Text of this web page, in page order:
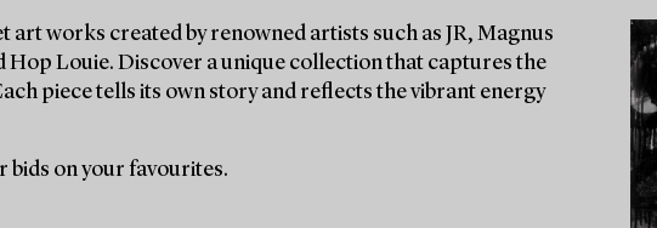
works created by renowned artists such as JR, Magnus
Louie. Discover a unique collection that captures the
piece tells its own story and reflects the vibrant energy
bids on your favourites.